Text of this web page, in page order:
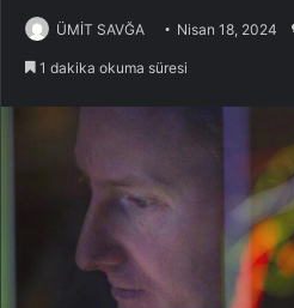
ÜMİT SAVĞA Nisan 18, 2024
1 dakika okuma süresi